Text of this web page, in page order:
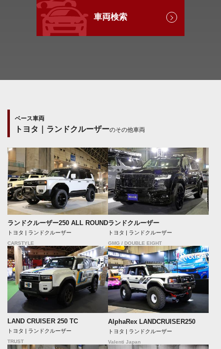
車両検索
ベース車両
トヨタ｜ランドクルーザーのその他車両
ランドクルーザー250 ALL ROUND
トヨタ | ランドクルーザー
CARSTYLE
ランドクルーザー
トヨタ | ランドクルーザー
GMG / DOUBLE EIGHT
LAND CRUISER 250 TC
トヨタ | ランドクルーザー
TRUST
AlphaRex LANDCRUISER250
トヨタ | ランドクルーザー
Valenti Japan